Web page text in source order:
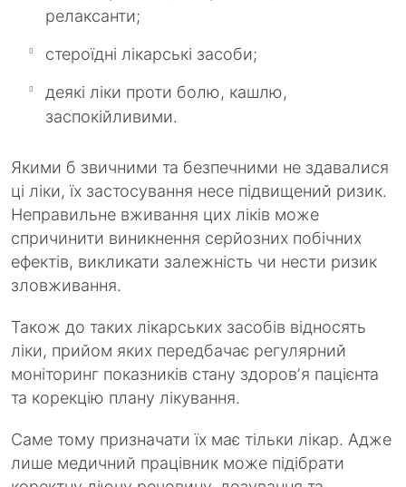
релаксанти;
стероїдні лікарські засоби;
деякі ліки проти болю, кашлю,
заспокійливими.
Якими б звичними та безпечними не здавалися
ці ліки, їх застосування несе підвищений ризик.
Неправильне вживання цих ліків може
спричинити виникнення серйозних побічних
ефектів, викликати залежність чи нести ризик
зловживання.
Також до таких лікарських засобів відносять
ліки, прийом яких передбачає регулярний
моніторинг показників стану здоровʼя пацієнта
та корекцію плану лікування.
Саме тому призначати їх має тільки лікар. Адже
лише медичний працівник може підібрати